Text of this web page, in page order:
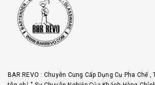
BAR REVO : Chuyên Cung Cấp Dụng Cụ Pha Chế